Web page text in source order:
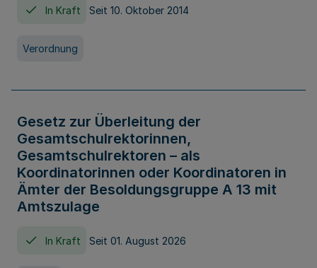
In Kraft Seit 10. Oktober 2014
Verordnung
Gesetz zur Überleitung der
Gesamtschulrektorinnen,
Gesamtschulrektoren – als
Koordinatorinnen oder Koordinatoren in
Ämter der Besoldungsgruppe A 13 mit
Amtszulage
In Kraft Seit 01. August 2026